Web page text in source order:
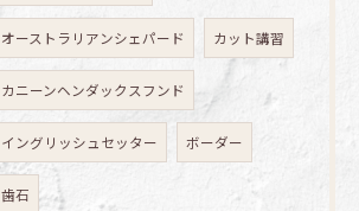
オーストラリアンシェパード カット講習
カニーンヘンダックスフンド
イングリッシュセッター ボーダー
歯石